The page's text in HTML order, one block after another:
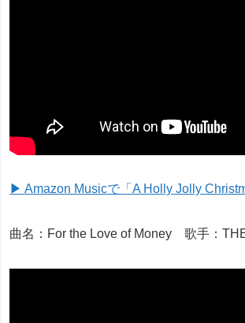
▶ Amazon Musicで「A Holly Jolly
曲名：For the Love of Money 歌手：